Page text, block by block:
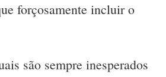
forçosamente incluir o
são sempre inesperados